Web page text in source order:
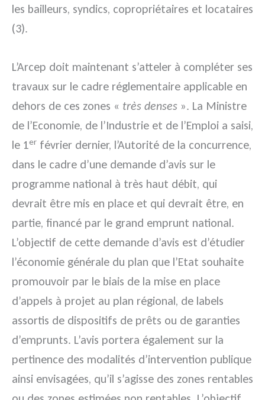
les bailleurs, syndics, copropriétaires et locataires
(3).
L’Arcep doit maintenant s’atteler à compléter ses
travaux sur le cadre réglementaire applicable en
dehors de ces zones « très denses ». La Ministre
de l’Economie, de l’Industrie et de l’Emploi a saisi,
le 1er février dernier, l’Autorité de la concurrence,
dans le cadre d’une demande d’avis sur le
programme national à très haut débit, qui
devrait être mis en place et qui devrait être, en
partie, financé par le grand emprunt national.
L’objectif de cette demande d’avis est d’étudier
l’économie générale du plan que l’Etat souhaite
promouvoir par le biais de la mise en place
d’appels à projet au plan régional, de labels
assortis de dispositifs de prêts ou de garanties
d’emprunts. L’avis portera également sur la
pertinence des modalités d’intervention publique
ainsi envisagées, qu’il s’agisse des zones rentables